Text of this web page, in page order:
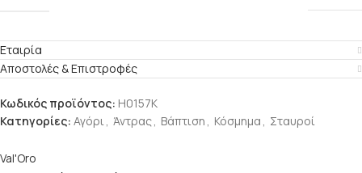
Εταιρία
Αποστολές & Επιστροφές
Κωδικός προϊόντος: H0157K
Κατηγορίες: Αγόρι, Άντρας, Βάπτιση , Κόσμημα , Σταυροί
Val'Oro